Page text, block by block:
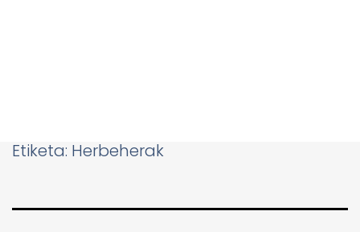
Etiketa: Herbeherak